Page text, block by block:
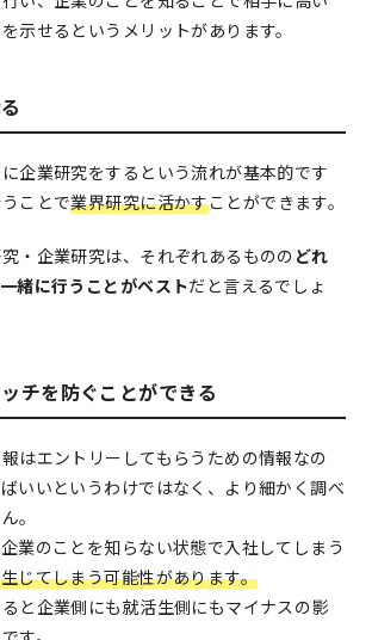
示せるというメリットがあります。
企業研究をするという流れが基本的です
ことで業界研究に活かすことができます。
・企業研究は、それぞれあるものの どれ
緒に行うことがベストだと言えるでしょ
チを防ぐことができる
はエントリーしてもらうための情報なの
いいというわけではなく、より細かく調べ
。
業のことを知らない状態で入社してしまう
じてしまう可能性があります。
と企業側にも就活生側にもマイナスの影